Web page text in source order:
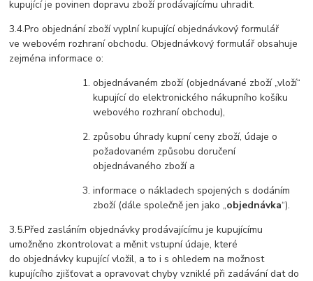
kupující je povinen dopravu zboží prodávajícímu uhradit.
3.4.Pro objednání zboží vyplní kupující objednávkový formulář
ve webovém rozhraní obchodu. Objednávkový formulář obsahuje
zejména informace o:
objednávaném zboží (objednávané zboží „vloží“
kupující do elektronického nákupního košíku
webového rozhraní obchodu),
způsobu úhrady kupní ceny zboží, údaje o
požadovaném způsobu doručení
objednávaného zboží a
informace o nákladech spojených s dodáním
zboží (dále společně jen jako „objednávka“).
3.5.Před zasláním objednávky prodávajícímu je kupujícímu
umožněno zkontrolovat a měnit vstupní údaje, které
do objednávky kupující vložil, a to i s ohledem na možnost
kupujícího zjišťovat a opravovat chyby vzniklé při zadávání dat do